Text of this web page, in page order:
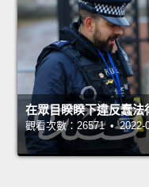
在眾目睽睽下違反蠢法
觀看次數：26571 • 2022-